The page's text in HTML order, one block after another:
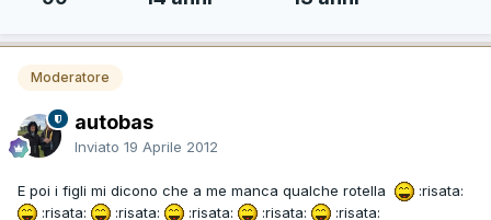
Moderatore
autobas
Inviato 19 Aprile 2012
E poi i figli mi dicono che a me manca qualche rotella
:risata:
:risata:
:risata: :risata: :risata: :risata: